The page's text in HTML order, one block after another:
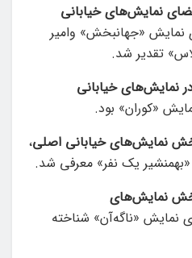
نمایش‌های خیابانی
نمایش «جهانبخش» وامیر
تقدیر شد.
نمایش‌های خیابانی
«کوران» بود.
نمایش‌های خیابانی اصلی،
یک نفر» معرفی شد.
نمایش‌های
نمایش «ناگه‌آن» شناخته